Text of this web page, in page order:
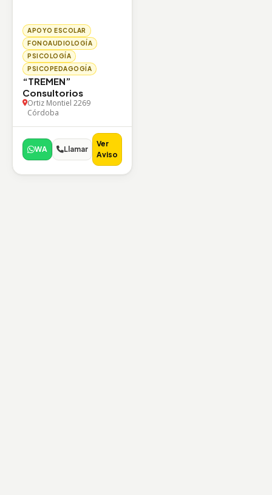
APOYO ESCOLAR
FONOAUDIOLOGÍA
PSICOLOGÍA
PSICOPEDAGOGÍA
“TREMEN”
Consultorios
Ortiz Montiel 2269
Córdoba
WA Llamar
Ver
Aviso